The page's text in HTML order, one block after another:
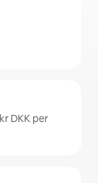
DKK per